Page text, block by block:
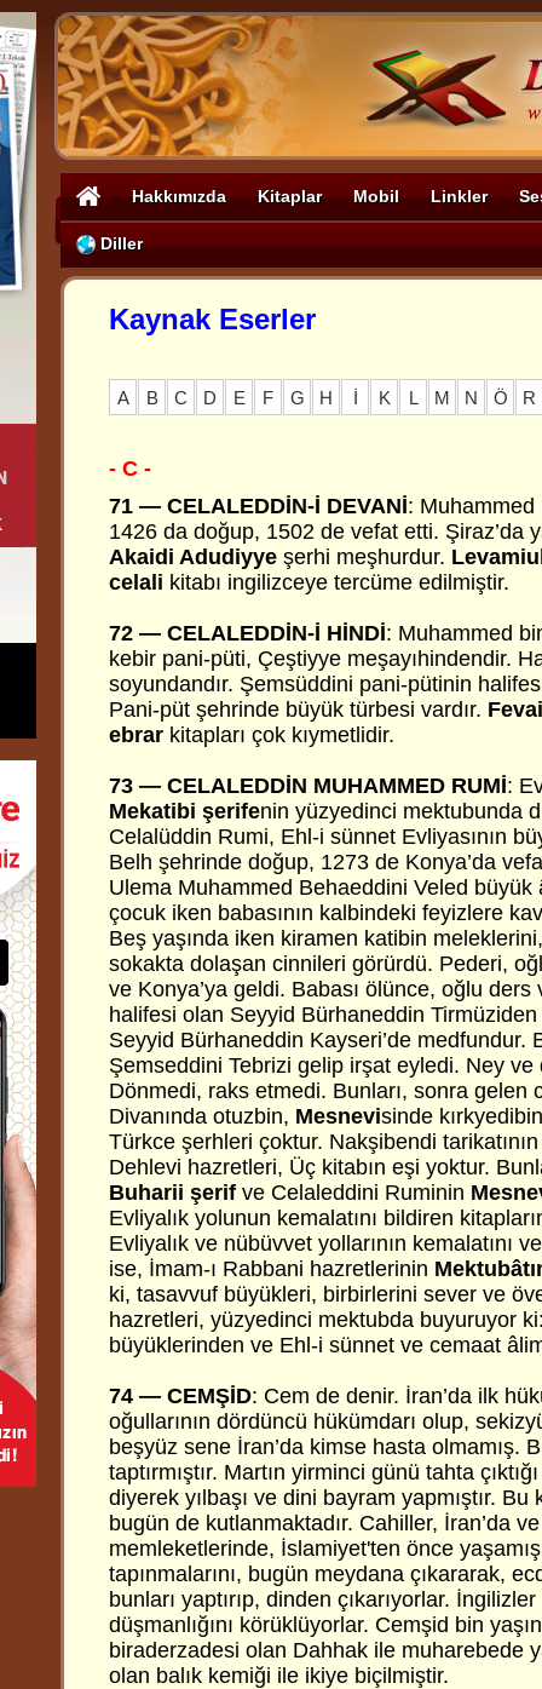
Hakkımızda Kitaplar Mobil Linkler
Diller
Kaynak Eserler
A B C D E F G H İ K L M N Ö R
- C -
71 — CELALEDDİN-İ DEVANİ: Muhammed
1426 da doğup, 1502 de vefat etti. Şiraz’da
Akaidi Adudiyye şerhi meşhurdur.
celali kitabı ingilizceye tercüme edilmiştir.
72 — CELALEDDİN-İ HİNDİ: Muhammed
kebir pani-püti, Çeştiyye meşayıhindendir.
soyundandır. Şemsüddini pani-pütinin
Pani-püt şehrinde büyük türbesi vardır.
ebrar kitapları çok kıymetlidir.
73 — CELALEDDİN MUHAMMED RUMİ:
Mekatibi şerifenin yüzyedinci mektubunda
Celalüddin Rumi, Ehl-i sünnet Evliyasının
Belh şehrinde doğup, 1273 de Konya’da
Ulema Muhammed Behaeddini Veled büyük
çocuk iken babasının kalbindeki feyizlere
Beş yaşında iken kiramen katibin
sokakta dolaşan cinnileri görürdü. Pederi,
ve Konya’ya geldi. Babası ölünce, oğlu
halifesi olan Seyyid Bürhaneddin
Seyyid Bürhaneddin Kayseri’de medfundur.
Şemseddini Tebrizi gelip irşat eyledi. Ney ve
Dönmedi, raks etmedi. Bunları, sonra gelen
Divanında otuzbin, Mesnevisinde
Türkce şerhleri çoktur. Nakşibendi
Dehlevi hazretleri, Üç kitabın eşi yoktur.
Buharii şerif ve Celaleddini Ruminin
Evliyalık yolunun kemalatını bildiren
Evliyalık ve nübüvvet yollarının kemalatını
ise, İmam-ı Rabbani hazretlerinin
ki, tasavvuf büyükleri, birbirlerini sever ve
hazretleri, yüzyedinci mektubda buyuruyor
büyüklerinden ve Ehl-i sünnet ve cemaat
74 — CEMŞİD: Cem de denir. İran’da ilk
oğullarının dördüncü hükümdarı olup,
beşyüz sene İran’da kimse hasta olmamış.
taptırmıştır. Martın yirminci günü tahta
diyerek yılbaşı ve dini bayram yapmıştır. Bu
bugün de kutlanmaktadır. Cahiller, İran’da
memleketlerinde, İslamiyet'ten önce
tapınmalarını, bugün meydana çıkararak,
bunları yaptırıp, dinden çıkarıyorlar.
düşmanlığını körüklüyorlar. Cemşid bin
biraderzadesi olan Dahhak ile muharebede
olan balık kemiği ile ikiye biçilmiştir.